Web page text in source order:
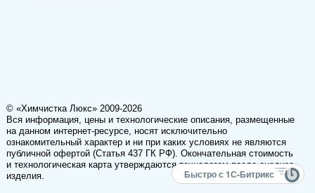
© «Химчистка Люкс» 2009-2026
Вся информация, цены и технологические описания, размещенные
на данном интернет-ресурсе, носят исключительно
ознакомительный характер и ни при каких условиях не являются
публичной офертой (Статья 437 ГК РФ). Окончательная стоимость
и технологическая карта утверждаются технологом после анализа
изделия.
Быстро с 1С-Битрикс